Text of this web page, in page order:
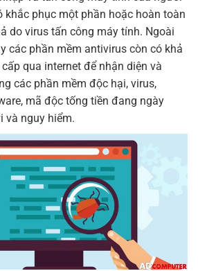
khắc phục một phần hoặc hoàn toàn
do virus tấn công máy tính. Ngoài
các phần mềm antivirus còn có khả
qua internet để nhận diện và
các phần mềm độc hại, virus,
mã độc tống tiền đang ngày
và nguy hiểm.